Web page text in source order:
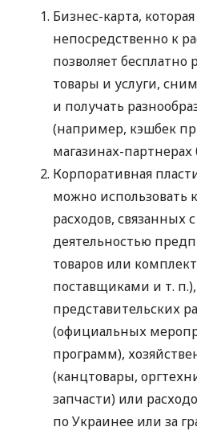
Бизнес-карта,
непосредственно к
позволяет бесплатно
товары и услуги,
и получать
(например, кэшбек
магазинах-партнерах
Корпоративная
можно использовать
расходов, связанных
деятельностью
товаров или
поставщиками и т. п.
представительских
(официальных
программ),
(канцтовары,
запчасти) или
по Украинее или за